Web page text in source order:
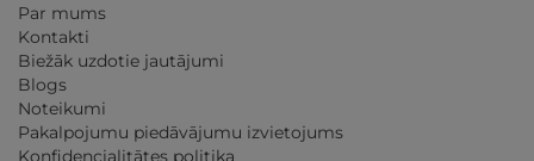
Par mums
Kontakti
Biežāk uzdotie jautājumi
Blogs
Noteikumi
Pakalpojumu piedāvājumu izvietojums
Konfidencialitātes politika